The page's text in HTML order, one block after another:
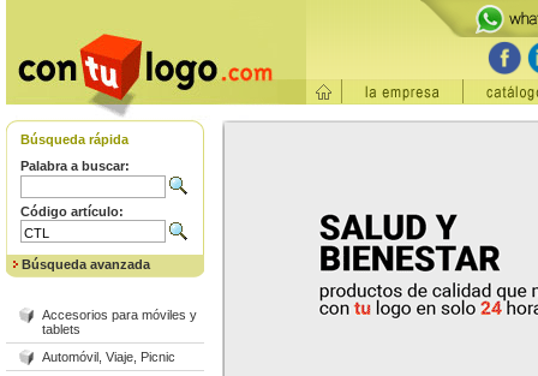
Búsqueda rápida
Palabra a buscar:
Código artículo:
Búsqueda avanzada
Accesorios para móviles y
tablets
Automóvil, Viaje, Picnic